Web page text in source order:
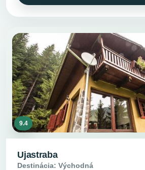
9.4
Ujastraba
Destinácia: Východná